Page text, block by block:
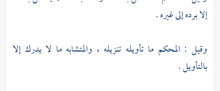
إلا برده إلى غيره .
وقيل : المحكم ما تأويله تنزيله ، والمتشابه ما لا يدرك إلا
بالتأويل .